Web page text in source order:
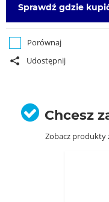
Sprawdź gdzie
Porównaj
Udostępnij
Chcesz
Zobacz produkty